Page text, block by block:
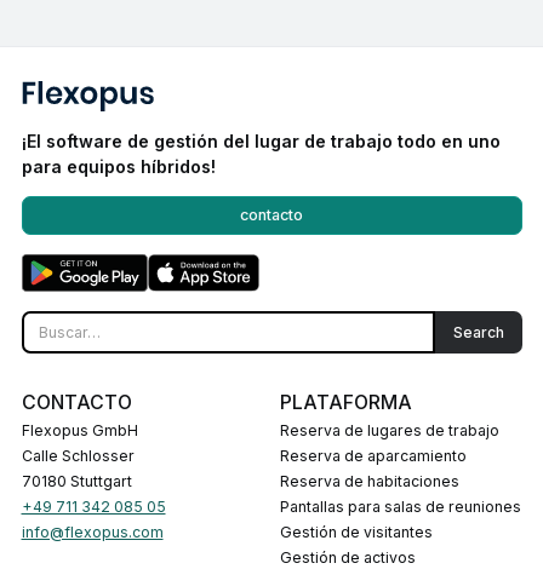
¡El software de gestión del lugar de trabajo todo en uno
para equipos híbridos!
contacto
CONTACTO
Flexopus GmbH
Calle Schlosser
70180 Stuttgart
+49 711 342 085 05
info@flexopus.com
PLATAFORMA
Reserva de lugares de trabajo
Reserva de aparcamiento
Reserva de habitaciones
Pantallas para salas de reuniones
Gestión de visitantes
Gestión de activos